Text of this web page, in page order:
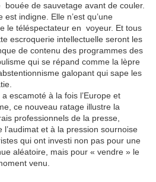
bouée de sauvetage avant de couler.
indigne. Elle n’est qu’une
le téléspectateur en voyeur. Et tous
escroquerie intellectuelle seront les
de contenu des programmes des
qui se répand comme la lèpre
galopant qui sape les
escamoté à la fois l’Europe et
ce nouveau ratage illustre la
professionnels de la presse,
et à la pression sournoise
qui ont investi non pas pour une
aléatoire, mais pour « vendre » le
venu.